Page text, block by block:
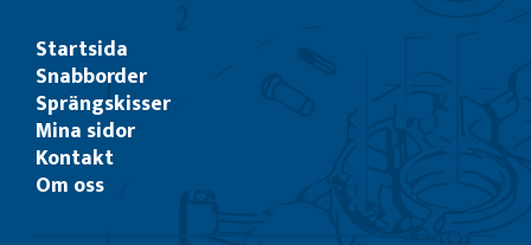
Startsida
Snabborder
Sprängskisser
Mina sidor
Kontakt
Om oss